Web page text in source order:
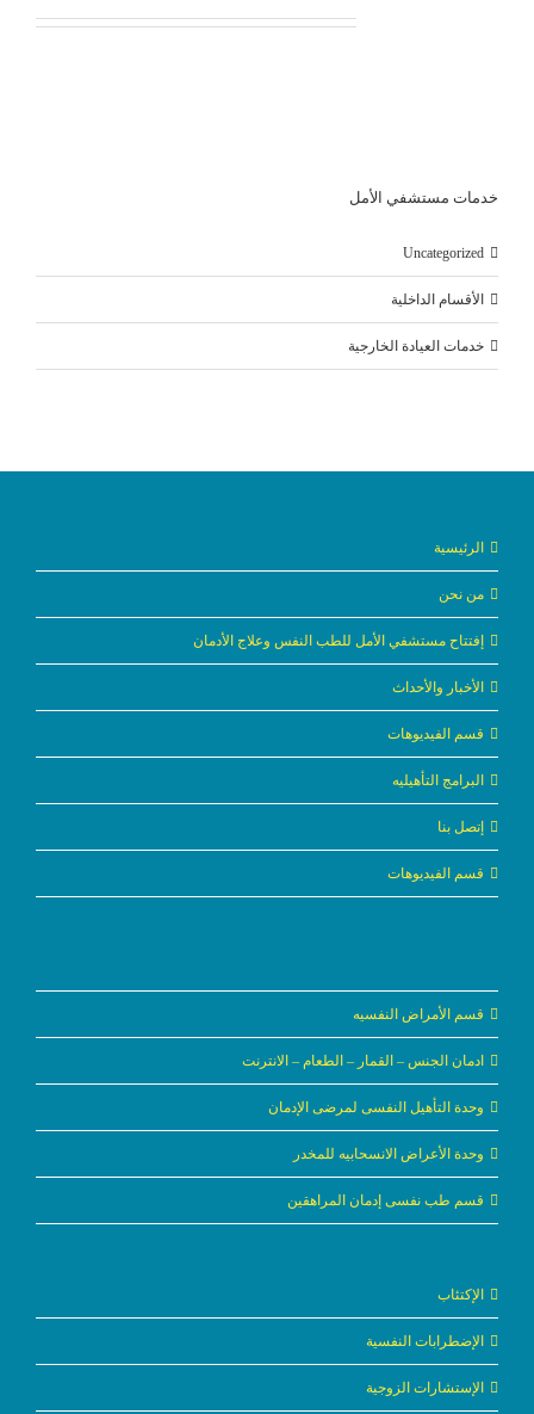
خدمات مستشفي الأمل
Uncategorized
الأقسام الداخلية
خدمات العيادة الخارجية
الرئيسية
من نحن
إفتتاح مستشفي الأمل للطب النفس وعلاج الأدمان
الأخبار والأحداث
قسم الفيديوهات
البرامج التأهيليه
إتصل بنا
قسم الفيديوهات
قسم الأمراض النفسيه
ادمان الجنس – القمار – الطعام – الانترنت
وحدة التأهيل النفسى لمرضى الإدمان
وحدة الأعراض الانسحابيه للمخدر
قسم طب نفسى إدمان المراهقين
الإكتئاب
الإضطرابات النفسية
الإستشارات الزوجية